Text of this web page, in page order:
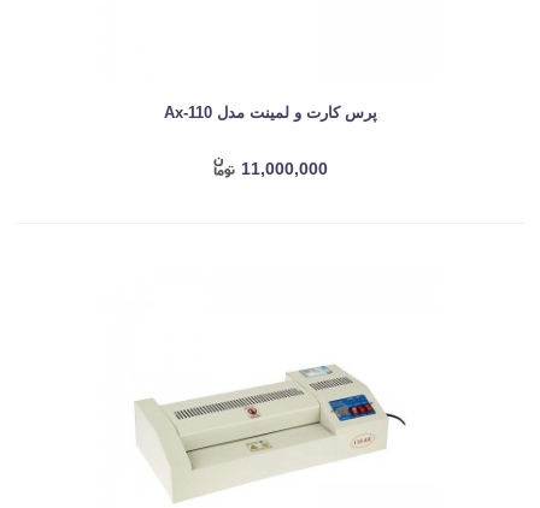
پرس کارت و لمینت مدل Ax-110
11,000,000